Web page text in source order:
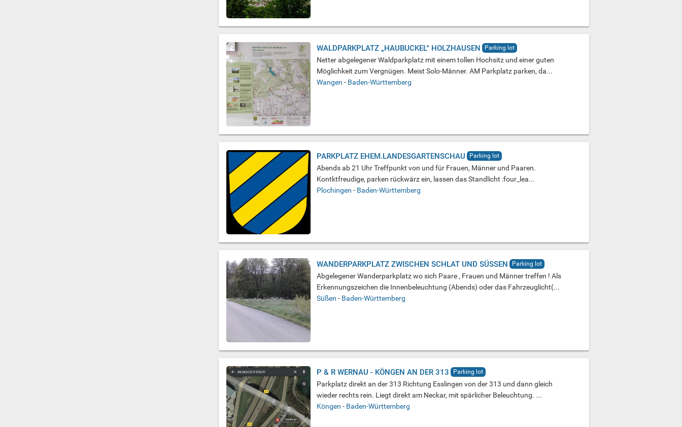
WALDPARKPLATZ „HAUBUCKEL“ HOLZHAUSEN Parking lot
Netter abgelegener Waldparkplatz mit einem tollen Hochsitz und einer guten
Möglichkeit zum Vergnügen. Meist Solo-Männer. AM Parkplatz parken, da...
Wangen - Baden-Württemberg
PARKPLATZ EHEM.LANDESGARTENSCHAU Parking lot
Abends ab 21 Uhr Treffpunkt von und für Frauen, Männer und Paaren.
Kontktfreudige, parken rückwärz ein, lassen das Standlicht :four_lea...
Plochingen - Baden-Württemberg
WANDERPARKPLATZ ZWISCHEN SCHLAT UND SÜSSEN Parking lot
Abgelegener Wanderparkplatz wo sich Paare , Frauen und Männer treffen ! Als
Erkennungszeichen die Innenbeleuchtung (Abends) oder das Fahrzeuglicht(...
Süßen - Baden-Württemberg
P & R WERNAU - KÖNGEN AN DER 313 Parking lot
Parkplatz direkt an der 313 Richtung Esslingen von der 313 und dann gleich
wieder rechts rein. Liegt direkt am Neckar, mit spärlicher Beleuchtung. ...
Köngen - Baden-Württemberg